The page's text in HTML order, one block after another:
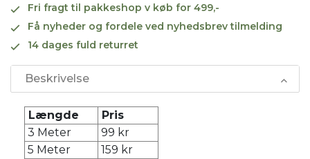
Fri fragt til pakkeshop v køb for 499,-
Få nyheder og fordele ved nyhedsbrev tilmelding
14 dages fuld returret
Beskrivelse
Længde
Pris
3 Meter
99 kr
5 Meter
159 kr